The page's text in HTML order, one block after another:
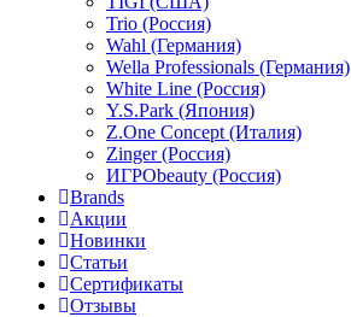
Trio (Россия)
Wahl (Германия)
Wella Professionals (Германия)
White Line (Россия)
Y.S.Park (Япония)
Z.One Concept (Италия)
Zinger (Россия)
ИГРОbeauty (Россия)
Brands
Акции
Новинки
Статьи
Сертификаты
Отзывы